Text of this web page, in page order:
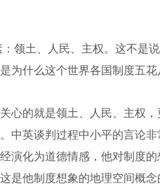
领土、人民、主权。这不是
为什么这个世界各国制度五花
心的就是领土、人民、主权
中英谈判过程中小平的言论
演化为道德情感，他对制度
是他制度想象的地理空间概念